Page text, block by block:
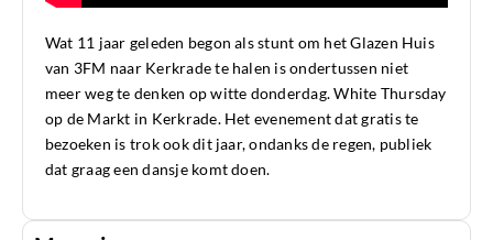
Wat 11 jaar geleden begon als stunt om het Glazen Huis
van 3FM naar Kerkrade te halen is ondertussen niet
meer weg te denken op witte donderdag. White Thursday
op de Markt in Kerkrade. Het evenement dat gratis te
bezoeken is trok ook dit jaar, ondanks de regen, publiek
dat graag een dansje komt doen.